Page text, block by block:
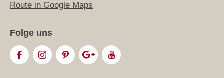
Route in Google Maps
Folge uns